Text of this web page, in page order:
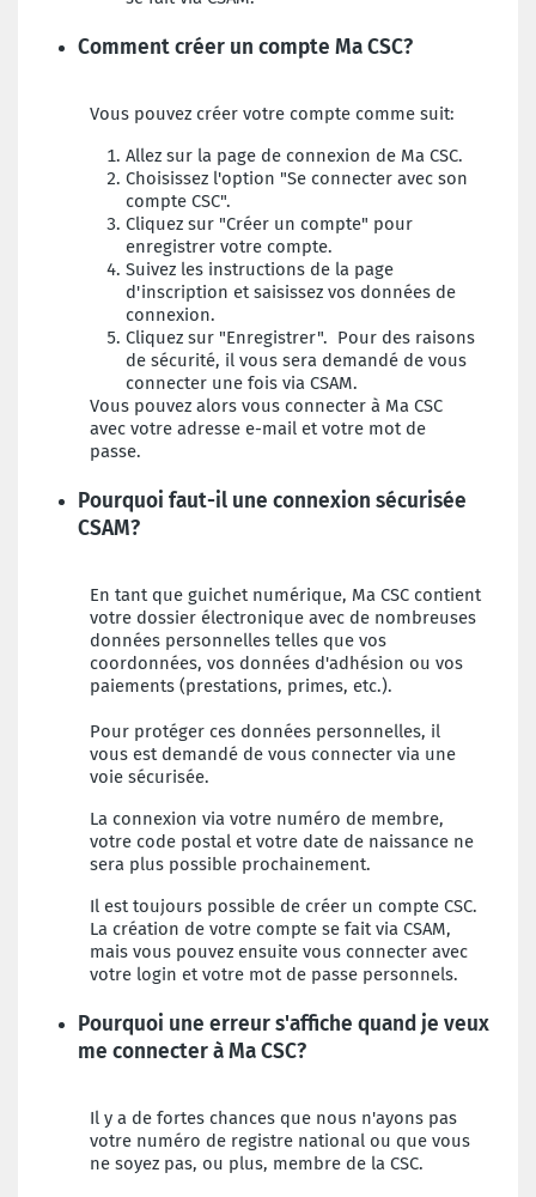
Comment créer un compte Ma CSC?
Vous pouvez créer votre compte comme suit:
Allez sur la page de connexion de Ma CSC.
Choisissez l'option "Se connecter avec son
compte CSC".
Cliquez sur "Créer un compte" pour
enregistrer votre compte.
Suivez les instructions de la page
d'inscription et saisissez vos données de
connexion.
Cliquez sur "Enregistrer". Pour des raisons
de sécurité, il vous sera demandé de vous
connecter une fois via CSAM.
Vous pouvez alors vous connecter à Ma CSC
avec votre adresse e-mail et votre mot de
passe.
Pourquoi faut-il une connexion sécurisée
CSAM?
En tant que guichet numérique, Ma CSC contient
votre dossier électronique avec de nombreuses
données personnelles telles que vos
coordonnées, vos données d'adhésion ou vos
paiements (prestations, primes, etc.).
Pour protéger ces données personnelles, il
vous est demandé de vous connecter via une
voie sécurisée.
La connexion via votre numéro de membre,
votre code postal et votre date de naissance ne
sera plus possible prochainement.
Il est toujours possible de créer un compte CSC.
La création de votre compte se fait via CSAM,
mais vous pouvez ensuite vous connecter avec
votre login et votre mot de passe personnels.
Pourquoi une erreur s'affiche quand je veux
me connecter à Ma CSC?
Il y a de fortes chances que nous n'ayons pas
votre numéro de registre national ou que vous
ne soyez pas, ou plus, membre de la CSC.